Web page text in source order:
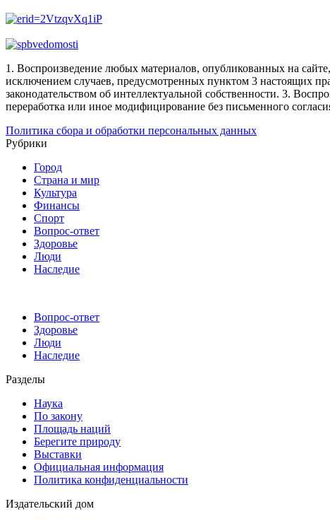
1. Воспроизведение любых материалов, опубликованных на
исключением случаев, предусмотренных пунктом 3 настоящих
законодательством об интеллектуальной собственности. 3.
переработка или иное модифицирование без письменного
Политика сбора и обработки персональных данных
Рубрики
Город
Страна и мир
Культура
Финансы
Спорт
Вопрос-ответ
Здоровье
Люди
Наследие
Вопрос-ответ
Здоровье
Люди
Наследие
Разделы
Наука
По закону
Площадь наций
Берегите природу
Выставки
Официальная информация
Политика конфиденциальности
Издательский дом